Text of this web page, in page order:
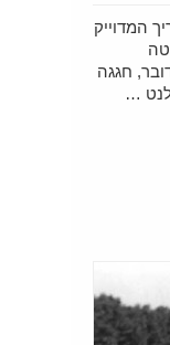
הוא התאריך המדוייק
חגגה
…